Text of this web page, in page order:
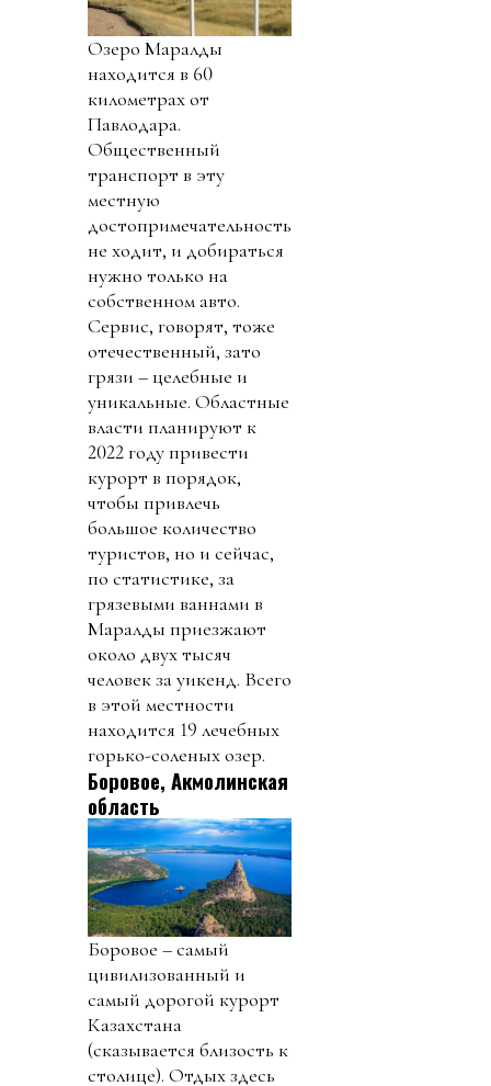
Озеро Маралды
находится в 60
километрах от
Павлодара.
Общественный
транспорт в эту
местную
достопримечательность
не ходит, и добираться
нужно только на
собственном авто.
Сервис, говорят, тоже
отечественный, зато
грязи – целебные и
уникальные. Областные
власти планируют к
2022 году привести
курорт в порядок,
чтобы привлечь
большое количество
туристов, но и сейчас,
по статистике, за
грязевыми ваннами в
Маралды приезжают
около двух тысяч
человек за уикенд. Всего
в этой местности
находится 19 лечебных
горько-соленых озер.
Боровое, Акмолинская
область
Боровое – самый
цивилизованный и
самый дорогой курорт
Казахстана
(сказывается близость к
столице). Отдых здесь